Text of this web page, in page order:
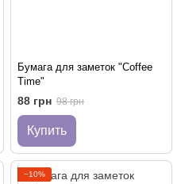
Бумага для заметок "Coffee
Time"
88 грн 98 грн
Купить
−10%